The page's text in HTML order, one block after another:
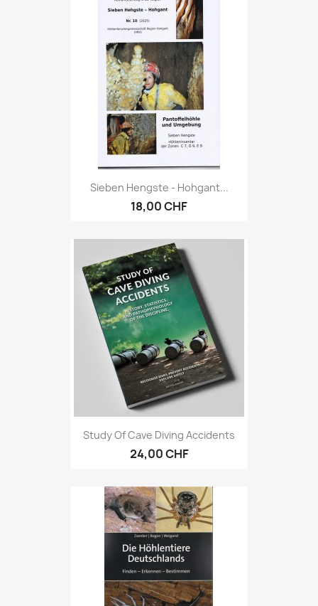
Sieben Hengste - Hohgant...
18,00 CHF
Study Of Cave Diving Accidents
24,00 CHF